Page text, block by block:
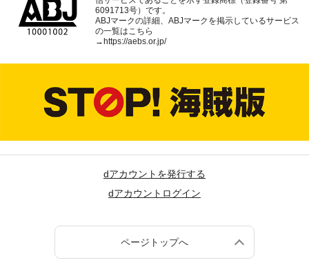
6091713号）です。
ABJマークの詳細、ABJマークを掲示しているサービス
の一覧はこちら
→ https://aebs.or.jp/
dアカウントを発行する
dアカウントログイン
ページトップへ